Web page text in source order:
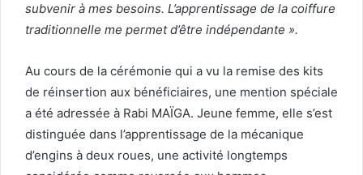
subvenir à mes besoins. L’apprentissage de la coiffure
traditionnelle me permet d’être indépendante ».
Au cours de la cérémonie qui a vu la remise des kits
de réinsertion aux bénéficiaires, une mention spéciale
a été adressée à Rabi MAÏGA. Jeune femme, elle s’est
distinguée dans l’apprentissage de la mécanique
d’engins à deux roues, une activité longtemps